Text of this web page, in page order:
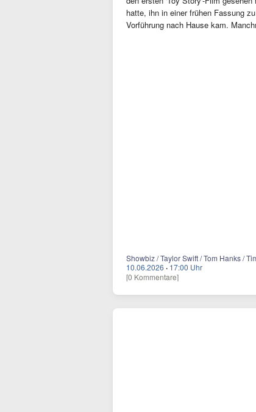
hatte, ihn in einer frühen Fassung
Vorführung nach Hause kam.
Showbiz / Taylor Swift / Tom Hanks /
10.06.2026 · 17:00 Uhr
[0 Kommentare]